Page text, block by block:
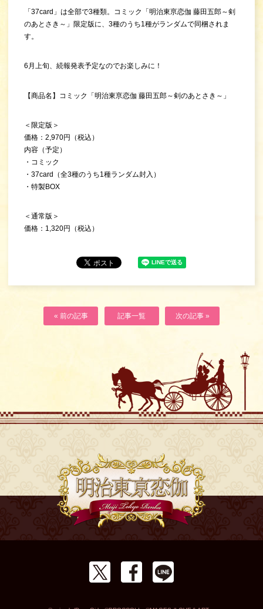
「37card」は全部で3種類。コミック「明治東亰恋伽 藤田五郎～剣
のあとさき～」限定版に、3種のうち1種がランダムで同梱されま
す。
6月上旬、続報発表予定なのでお楽しみに！
【商品名】コミック「明治東亰恋伽 藤田五郎～剣のあとさき～」
＜限定版＞
価格：2,970円（税込）
内容（予定）
・コミック
・37card（全3種のうち1種ランダム封入）
・特製BOX
＜通常版＞
価格：1,320円（税込）
« 前の記事 記事一覧 次の記事 »